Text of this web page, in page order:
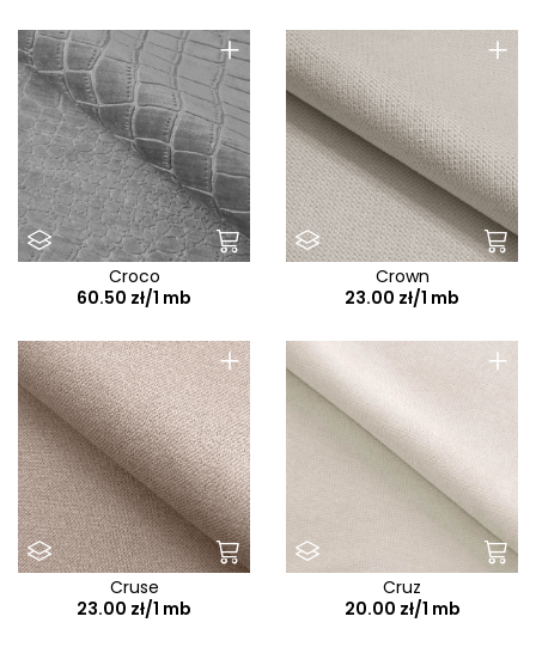
+
Croco
60.50 zł/1 mb
+
Crown
23.00 zł/1 mb
+
Cruse
23.00 zł/1 mb
+
Cruz
20.00 zł/1 mb